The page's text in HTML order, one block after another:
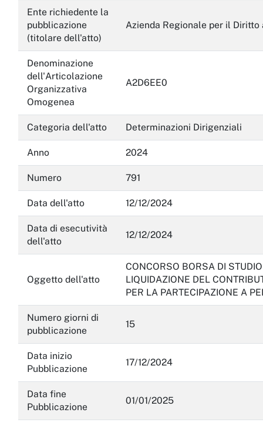
Servizi erogati
Pagamenti dell'amministrazione
Opere pubbliche
Pianificazione e governo del territorio
Informazioni ambientali
Interventi straordinari e di emergenza
Altri contenuti
Attuazione misure PNRR
Ente richiedente la
pubblicazione
(titolare dell'atto)
Azienda Regionale per il
Denominazione
dell'Articolazione
Organizzativa
Omogenea
A2D6EE0
Categoria dell'atto Determinazioni Dirigenziali
Anno 2024
Numero 791
Data dell'atto 12/12/2024
Data di esecutività
dell'atto
12/12/2024
Oggetto dell'atto
CONCORSO BORSA DI
LIQUIDAZIONE DEL
PER LA PARTECIPAZIONE A
Numero giorni di
pubblicazione
15
Data inizio
Pubblicazione
17/12/2024
Data fine
Pubblicazione
01/01/2025